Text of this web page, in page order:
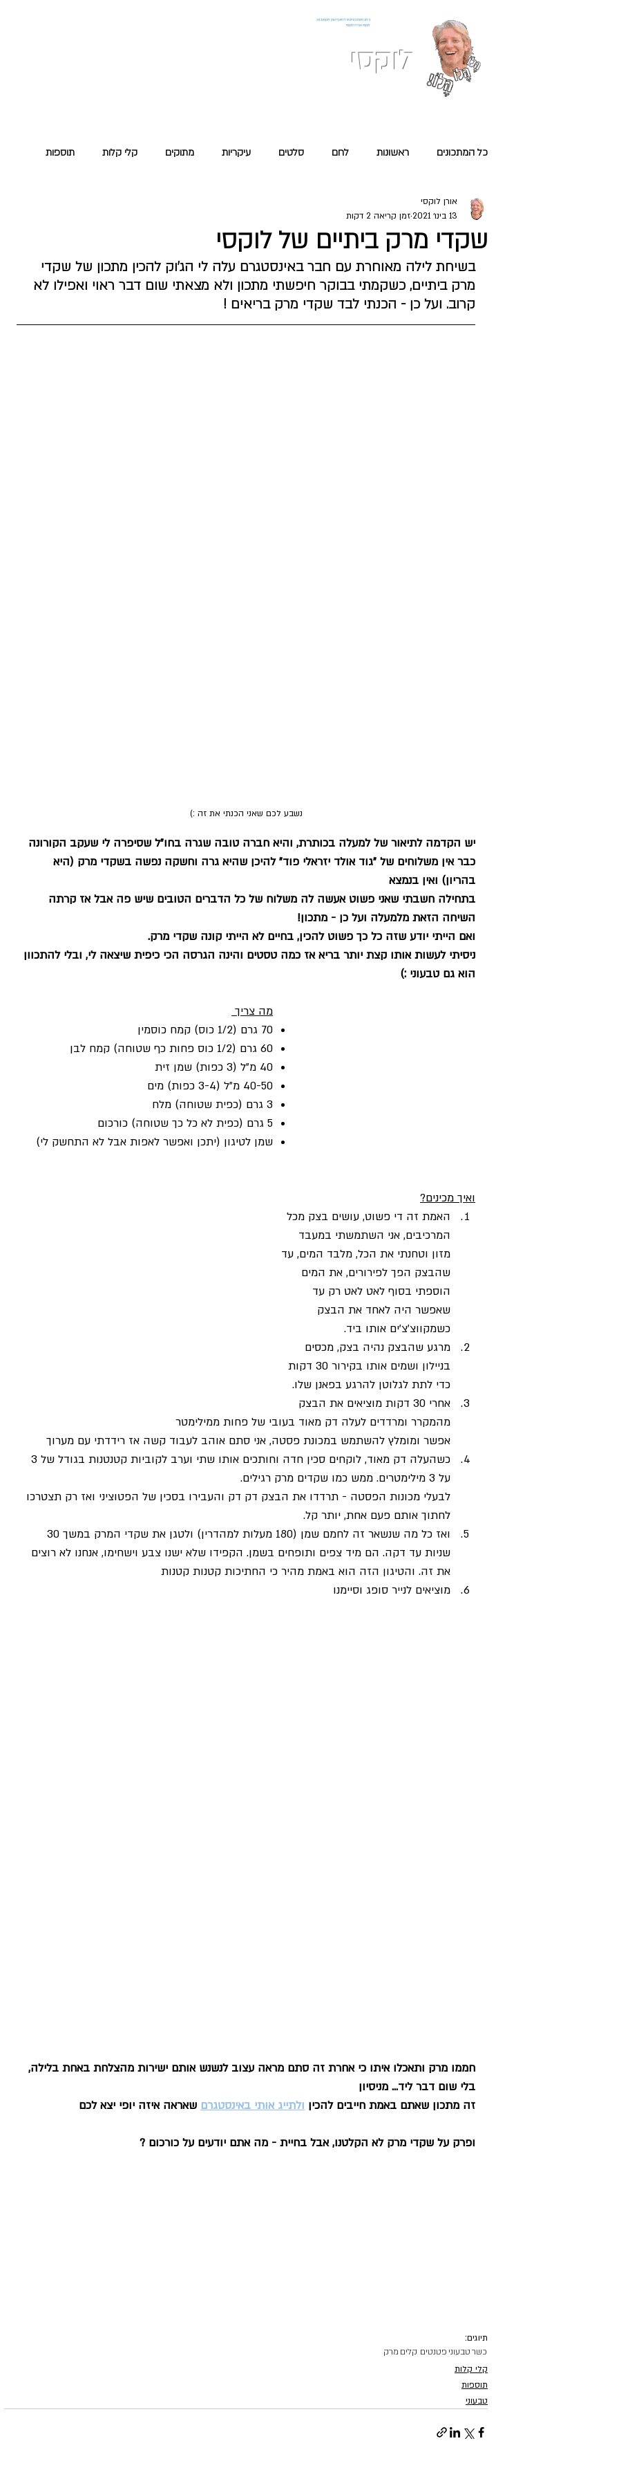
בלוג המתכונים של השף אורן לוקסנבורג
לוקסי אנזל ולוקסי
לוקסי
כל המתכונים ראשונות לחם סלטים עיקריות מתוקים קלי קלות תוספות
עם הלחם
שקדי מרק ביתיים של לוקסי
אורן לוקסי
13 בינו׳ 2021
זמן קריאה 2 דקות
בשיחת לילה מאוחרת עם חבר באינסטגרם עלה לי הג'וק להכין מתכון של שקדי
מרק ביתיים, כשקמתי בבוקר חיפשתי מתכון ולא מצאתי שום דבר ראוי ואפילו לא
קרוב. ועל כן - הכנתי לבד שקדי מרק בריאים !
נשבע לכם שאני הכנתי את זה :)
יש הקדמה לתיאור של למעלה בכותרת, והיא חברה טובה שגרה בחו"ל שסיפרה לי שעקב הקורונה
כבר אין משלוחים של "גוד אולד יזראלי פוד" להיכן שהיא גרה וחשקה נפשה בשקדי מרק (היא
בהריון) ואין בנמצא
בתחילה חשבתי שאני פשוט אעשה לה משלוח של כל הדברים הטובים שיש פה אבל אז קרתה
השיחה הזאת מלמעלה ועל כן - מתכון!
ואם הייתי יודע שזה כל כך פשוט להכין, בחיים לא הייתי קונה שקדי מרק.
ניסיתי לעשות אותו קצת יותר בריא אז כמה טסטים והינה הגרסה הכי כיפית שיצאה לי, ובלי להתכוון
הוא גם טבעוני :)
מה צריך
70 גרם (1/2 כוס) קמח כוסמין
60 גרם (1/2 כוס פחות כף שטוחה) קמח לבן
40 מ"ל (3 כפות) שמן זית
40-50 מ"ל (3-4 כפות) מים
3 גרם (כפית שטוחה) מלח
5 גרם (כפית לא כל כך שטוחה) כורכום
שמן לטיגון (יתכן ואפשר לאפות אבל לא התחשק לי)
ואיך מכינים?
האמת זה די פשוט, עושים בצק מכל
המרכיבים, אני השתמשתי במעבד
מזון וטחנתי את הכל, מלבד המים, עד
שהבצק הפך לפירורים, את המים
הוספתי בסוף לאט לאט רק עד
שאפשר היה לאחד את הבצק
כשמקווצ'צ'ים אותו ביד.
מרגע שהבצק נהיה בצק, מכסים
בניילון ושמים אותו בקירור 30 דקות
כדי לתת לגלוטן להרגע בפאנן שלו.
אחרי 30 דקות מוציאים את הבצק
מהמקרר ומרדדים לעלה דק מאוד בעובי של פחות ממילימטר
אפשר ומומלץ להשתמש במכונת פסטה, אני סתם אוהב לעבוד קשה אז רידדתי עם מערוך
על 3 מילימטרים. ממש כמו שקדים מרק רגילים.
לבעלי מכונות הפסטה - תרדדו את הבצק דק דק והעבירו בסכין של הפטוציני ואז רק תצטרכו
לחתוך אותם פעם אחת, יותר קל.
שניות עד דקה. הם מיד צפים ותופחים בשמן. הקפידו שלא ישנו צבע וישחימו, אנחנו לא רוצים
את זה. והטיגון הזה הוא באמת מהיר כי החתיכות קטנות קטנות
מוציאים לנייר סופג וסיימנו
חממו מרק ותאכלו איתו כי אחרת זה סתם מראה עצוב לנשנש אותם ישירות מהצלחת באחת בלילה,
בלי שום דבר ליד... מניסיון
זה מתכון שאתם באמת חייבים להכין ולתייג אותי באינסטגרם שאראה איזה יופי יצא לכם
ופרק על שקדי מרק לא הקלטנו, אבל בחיית - מה אתם יודעים על כורכום ?
תיוגים:
כשרטבעוני פטנטים קלים מרק
קלי קלות
תוספות
טבעוני